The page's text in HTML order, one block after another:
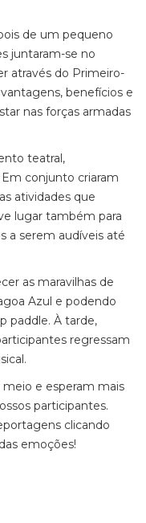
de um pequeno
juntaram-se no
através do Primeiro-
benefícios e
nas forças armadas
teatral,
conjunto criaram
atividades que
lugar também para
a serem audíveis até
as maravilhas de
Azul e podendo
paddle. À tarde,
regressam
e esperam mais
participantes.
clicando
emoções!